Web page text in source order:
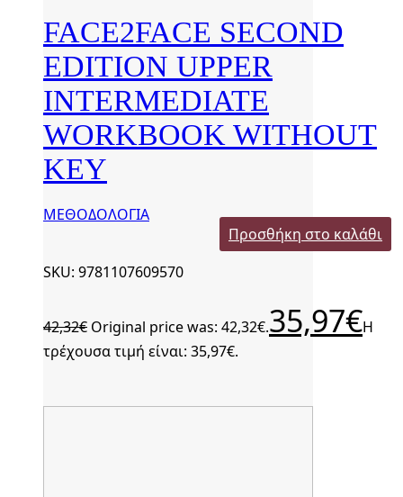
FACE2FACE SECOND
EDITION UPPER
INTERMEDIATE
WORKBOOK WITHOUT
KEY
ΜΕΘΟΔΟΛΟΓΙΑ
Προσθήκη στο καλάθι
SKU: 9781107609570
42,32€ Original price was: 42,32€.35,97€Η
τρέχουσα τιμή είναι: 35,97€.